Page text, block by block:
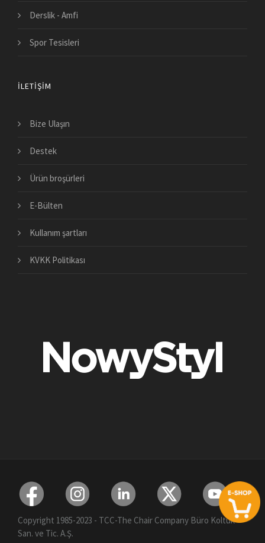
Derslik - Amfi
Spor Tesisleri
İLETIŞIM
Bize Ulaşın
Destek
Ürün broşürleri
E-Bülten
Kullanım şartları
KVKK Politikası
Copyright 1985-2023 - TCC-The Chair Company Büro Koltuk
San. ve Tic. A.Ş.